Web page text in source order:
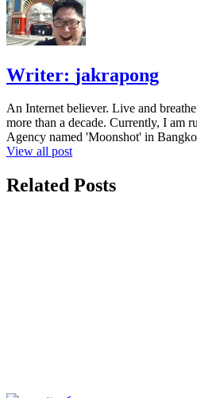
Writer: jakrapong
An Internet believer. Live and
more than a decade. Currently, I am
Agency named 'Moonshot' in
View all post
Related Posts